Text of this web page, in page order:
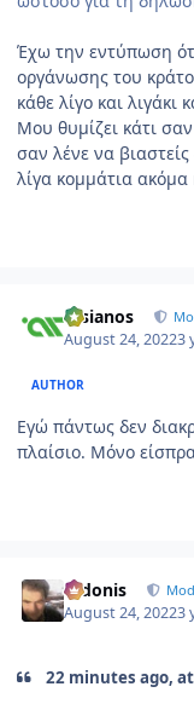
Έχω την εντύπωση
οργάνωσης του
κάθε λίγο και
Μου θυμίζει κάτι
σαν λένε να βιαστείς
λίγα κομμάτια
atsianos
August 24, 20223
AUTHOR
Εγώ πάντως δεν
πλαίσιο. Μόνο
Didonis
August 24, 20223
22 minutes ago,